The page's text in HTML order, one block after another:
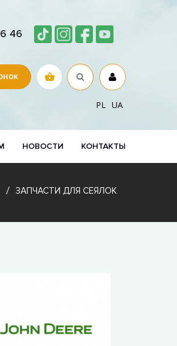
46
PL UA
НОВОСТИ КОНТАКТЫ
ЗАПЧАСТИ ДЛЯ СЕЯЛОК